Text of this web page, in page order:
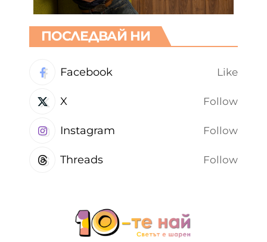
ПОСЛЕДВАЙ НИ
Facebook Like
X Follow
Instagram Follow
Threads Follow